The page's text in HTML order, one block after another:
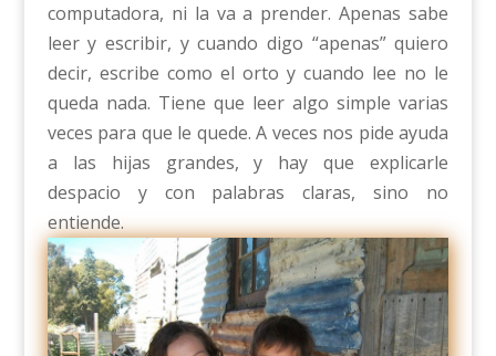
computadora, ni la va a prender. Apenas sabe
leer y escribir, y cuando digo “apenas” quiero
decir, escribe como el orto y cuando lee no le
queda nada. Tiene que leer algo simple varias
veces para que le quede. A veces nos pide ayuda
a las hijas grandes, y hay que explicarle
despacio y con palabras claras, sino no
entiende.